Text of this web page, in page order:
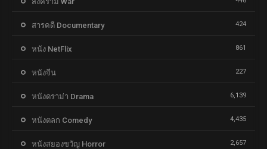
สารคดี Documentary 424
หนัง NetFlix 861
หนังจีน 227
หนังดราม่า Drama 6,139
หนังตลก Comedy 4,435
หนังสยองขวัญ Horror 2,657